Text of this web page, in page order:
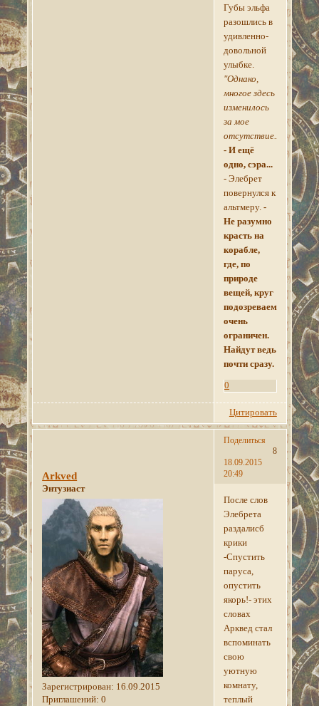
Губы эльфа
разошлись в
удивленно-
довольной
улыбке.
"Однако,
многое здесь
изменилось
за мое
отсутствие..."
- И ещё
одно, сэра...
- Элебрет
повернулся к
альтмеру.-
Не разумно
красть на
корабле,
где, по
природе
вещей, круг
подозреваемых
очень
ограничен.
Найдут ведь
почти сразу.
0
Цитировать
Поделиться
8
18.09.2015
20:49
Arkved
Энтузиаст
Зарегистрирован: 16.09.2015
Приглашений: 0
После слов
Элебрета
раздалисб
крики
-Спустить
паруса,
опустить
якорь!- этих
словах
Арквед стал
вспоминать
свою
уютную
комнату,
теплый